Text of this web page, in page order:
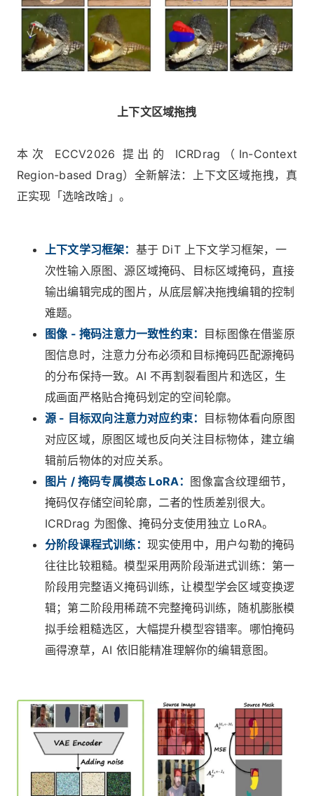
上下文区域拖拽
本次 ECCV2026 提出的 ICRDrag（In-Context
Region-based Drag）全新解法：上下文区域拖拽，真
正实现「选啥改啥」。
上下文学习框架： 基于 DiT 上下文学习框架，一
次性输入原图、源区域掩码、目标区域掩码，直接
输出编辑完成的图片，从底层解决拖拽编辑的控制
难题。
图像 - 掩码注意力一致性约束： 目标图像在借鉴原
图信息时，注意力分布必须和目标掩码匹配源掩码
的分布保持一致。AI 不再割裂看图片和选区，生
成画面严格贴合掩码划定的空间轮廓。
源 - 目标双向注意力对应约束： 目标物体看向原图
对应区域，原图区域也反向关注目标物体，建立编
辑前后物体的对应关系。
图片 / 掩码专属模态 LoRA： 图像富含纹理细节，
掩码仅存储空间轮廓，二者的性质差别很大。
ICRDrag 为图像、掩码分支使用独立 LoRA。
分阶段课程式训练： 现实使用中，用户勾勒的掩码
往往比较粗糙。模型采用两阶段渐进式训练：第一
阶段用完整语义掩码训练，让模型学会区域变换逻
辑；第二阶段用稀疏不完整掩码训练，随机膨胀模
拟手绘粗糙选区，大幅提升模型容错率。哪怕掩码
画得潦草，AI 依旧能精准理解你的编辑意图。